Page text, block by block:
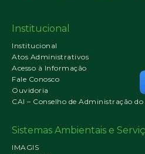
Institucional
Institucional
Atos Administrativos
Acesso à Informação
Fale Conosco
Ouvidoria
CAI – Conselho de Administração do
Sistemas Ambientais e
IMAGIS